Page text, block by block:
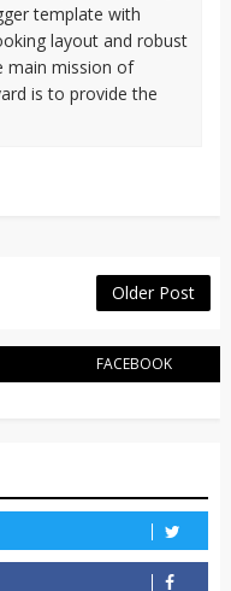
template with
layout and robust
main mission of
is to provide the
Older Post
FACEBOOK